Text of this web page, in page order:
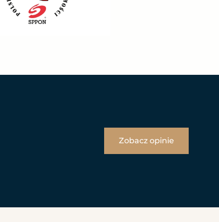
Zobacz opinie